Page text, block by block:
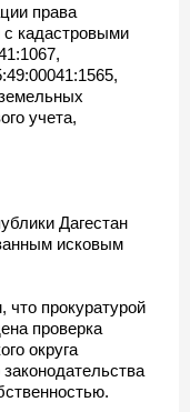
права
с кадастровыми
учета,
Дагестан
исковым
что прокуратурой
проверка
округа